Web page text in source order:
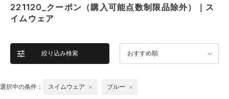
221120_クーポン（購入可能点数制限品除外）｜ス
イムウェア
絞り込み検索 おすすめ順
選択中の条件： スイムウェア ブルー